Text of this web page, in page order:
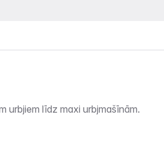
urbjiem līdz maxi urbjmašīnām.